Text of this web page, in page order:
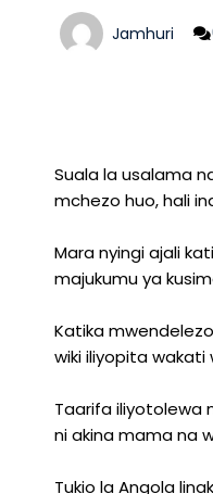
Jamhuri
Suala la usalama
mchezo huo, hali
Mara nyingi ajali
majukumu ya
Katika
wiki iliyopita
Taarifa iliyotolewa
ni akina mama na
Tukio la Angola